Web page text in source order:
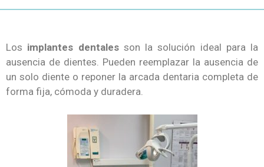
Los implantes dentalesson la solución ideal para la
ausencia de dientes. Pueden reemplazar la ausencia de
un solo diente o reponer la arcada dentaria completa de
forma fija, cómoda y duradera.